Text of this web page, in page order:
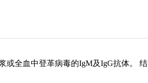
或全血中登革病毒的IgM及IgG抗体。 结